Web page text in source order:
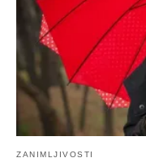
ZANIMLJIVOSTI